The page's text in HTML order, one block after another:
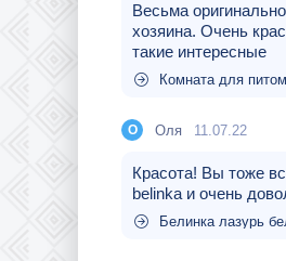
Весьма
хозяина. Очень
такие интересные
Комната для
О Оля 11.07.22
Красота! Вы тоже
belinka и очень
Белинка лазурь